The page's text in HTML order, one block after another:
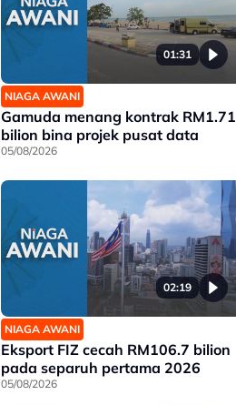
01:31
NIAGA AWANI
Gamuda menang kontrak RM1.71
bilion bina projek pusat data
05/08/2026
02:19
NIAGA AWANI
Eksport FIZ cecah RM106.7 bilion
pada separuh pertama 2026
05/08/2026